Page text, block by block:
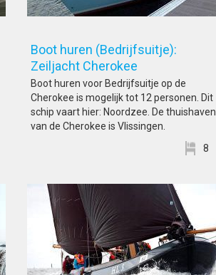
Boot huren (Bedrijfsuitje):
Zeiljacht Cherokee
Boot huren voor Bedrijfsuitje op de
Cherokee is mogelijk tot 12 personen. Dit
schip vaart hier: Noordzee. De thuishaven
van de Cherokee is Vlissingen.
8